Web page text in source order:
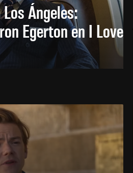
Ángeles:
Egerton en I Love